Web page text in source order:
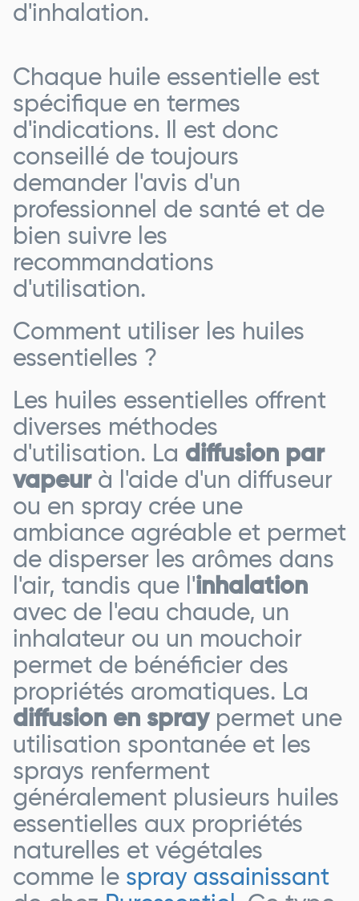
d'inhalation.
Chaque huile essentielle est
spécifique en termes
d'indications. Il est donc
conseillé de toujours
demander l'avis d'un
professionnel de santé et de
bien suivre les
recommandations
d'utilisation.
Comment utiliser les huiles
essentielles ?
Les huiles essentielles offrent
diverses méthodes
d'utilisation. La diffusion par
vapeurà l'aide d'un diffuseur
ou en spray crée une
ambiance agréable et permet
de disperser les arômes dans
l'air, tandis que l'inhalation
avec de l'eau chaude, un
inhalateur ou un mouchoir
permet de bénéficier des
propriétés aromatiques. La
diffusion en spraypermet une
utilisation spontanée et les
sprays renferment
généralement plusieurs huiles
essentielles aux propriétés
naturelles et végétales
comme le spray assainissant